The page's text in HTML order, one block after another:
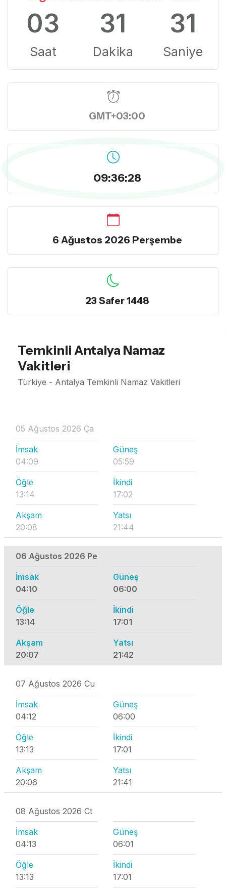
03
Saat
31
Dakika
30
Saniye
GMT+03:00
09:36:29
6 Ağustos 2026 Perşembe
23 Safer 1448
Temkinli Antalya Namaz
Vakitleri
Türkiye - Antalya Temkinli Namaz Vakitleri
05 Ağustos 2026 Ça
İmsak
04:09
Güneş
05:59
Öğle
13:14
İkindi
17:02
Akşam
20:08
Yatsı
21:44
06 Ağustos 2026 Pe
İmsak
04:10
Güneş
06:00
Öğle
13:14
İkindi
17:01
Akşam
20:07
Yatsı
21:42
07 Ağustos 2026 Cu
İmsak
04:12
Güneş
06:00
Öğle
13:13
İkindi
17:01
Akşam
20:06
Yatsı
21:41
08 Ağustos 2026 Ct
İmsak
04:13
Güneş
06:01
Öğle
13:13
İkindi
17:01